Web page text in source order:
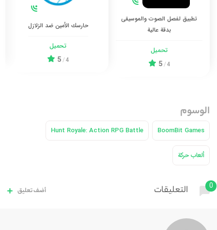
تطبيق لفصل الصوت والموسيقى
بدقة عالية
تحميل
4
/
5
حارسك الأمين ضد الزلازل
تحميل
4
/
5
الوسوم
BoomBit Games
Hunt Royale: Action RPG Battle
ألعاب حركة
0 التعليقات أضف تعليق